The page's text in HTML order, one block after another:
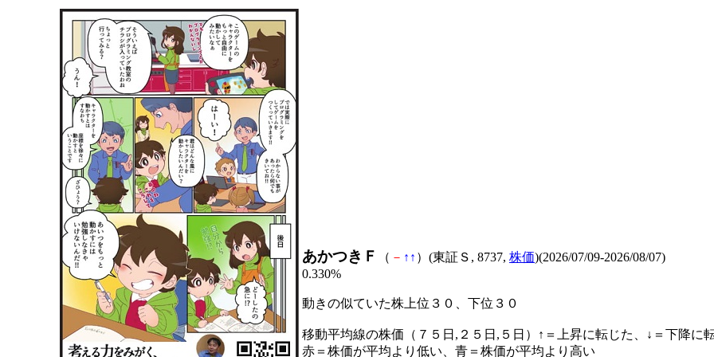
あかつきＦ （ － ↑ ↑ ）(東証Ｓ, 8737, 株価)(2026/07/09-2026/08/07)
0.330%
動きの似ていた株上位３０、下位３０
移動平均線の株価（７５日,２５日,５日）↑＝上昇に転じた、↓＝下降に
赤＝株価が平均より低い、青＝株価が平均より高い